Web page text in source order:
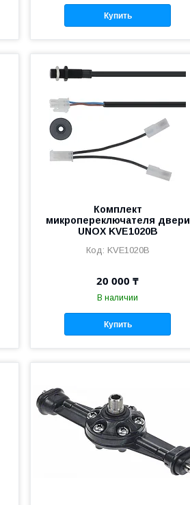
Купить
Комплект
микропереключателя двери
UNOX KVE1020B
KVE1020B
20 000 ₸
В наличии
Купить